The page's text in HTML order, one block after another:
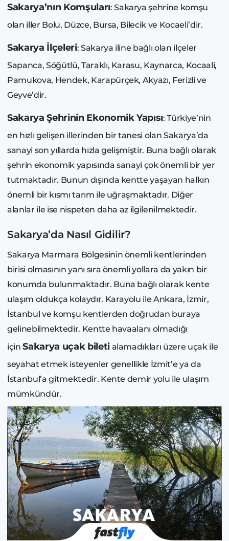
Sakarya’nın Komşuları: Sakarya şehrine komşu
olan iller Bolu, Düzce, Bursa, Bilecik ve Kocaeli’dir.
Sakarya İlçeleri: Sakarya iline bağlı olan ilçeler
Sapanca, Söğütlü, Taraklı, Karasu, Kaynarca, Kocaali,
Pamukova, Hendek, Karapürçek, Akyazı, Ferizli ve
Geyve’dir.
Sakarya Şehrinin Ekonomik Yapısı: Türkiye’nin
en hızlı gelişen illerinden bir tanesi olan Sakarya’da
sanayi son yıllarda hızla gelişmiştir. Buna bağlı olarak
şehrin ekonomik yapısında sanayi çok önemli bir yer
tutmaktadır. Bunun dışında kentte yaşayan halkın
önemli bir kısmı tarım ile uğraşmaktadır. Diğer
alanlar ile ise nispeten daha az ilgilenilmektedir.
Sakarya’da Nasıl Gidilir?
Sakarya Marmara Bölgesinin önemli kentlerinden
birisi olmasının yanı sıra önemli yollara da yakın bir
konumda bulunmaktadır. Buna bağlı olarak kente
ulaşım oldukça kolaydır. Karayolu ile Ankara, İzmir,
İstanbul ve komşu kentlerden doğrudan buraya
gelinebilmektedir. Kentte havaalanı olmadığı
içinSakarya uçak biletialamadıkları üzere uçak ile
seyahat etmek isteyenler genellikle İzmit’e ya da
İstanbul’a gitmektedir. Kente demir yolu ile ulaşım
mümkündür.